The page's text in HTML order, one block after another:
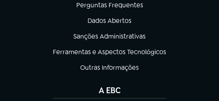
Perguntas Frequentes
(abre em nova aba)
Dados Abertos
(abre em nova aba)
Sanções Administrativas
(abre em nova aba)
Ferramentas e Aspectos Tecnológicos
(abre em nova aba)
Outras Informações
(abre em nova aba)
A EBC